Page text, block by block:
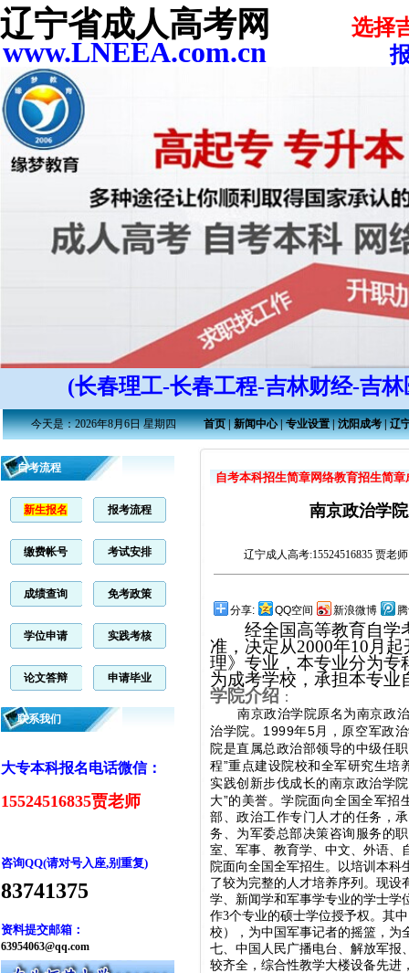
辽宁省成人高考网
www.LNEEA.com.cn
选择
(长春理工-长春工程-吉林财经-吉
今天是：2026年8月6日 星期四 首页|新闻中心|专业设置|沈阳成考|辽
自考流程
新生报名 报考流程
缴费帐号 考试安排
成绩查询 免考政策
学位申请 实践考核
论文答辩 申请毕业
联系我们
大专本科报名电话微信：
15524516835贾老师
咨询QQ(请对号入座,别重复)
83741375
资料提交邮箱：
63954063@qq.com
自考本科招生简章网络教育招生简章
南京政治学
辽宁成人高考:15524516835 贾老
分享: QQ空间 新浪微博
经全国高等教育自学
准，决定从2000年10月
理》专业，本专业分为专
为成考学校，承担本专业
学院介绍 ：
南京政治学院原名为南京政
治学院。 1999年5月，原空军政
院是直属总政治部领导的中级任
程”重点建设院校和全军研究生培
实践创新步伐成长的南京政治学
大”的美誉。学院面向全国全军招
部、政治工作专门人才的任务，
务、为军委总部决策咨询服务的
室、军事、教育学、中文、外语、
院面向全国全军招生。以培训本
了较为完整的人才培养序列。现设
学、新闻学和军事学专业的学士学
作3个专业的硕士学位授予权。其
校），为中国军事记者的摇篮，为
七、中国人民广播电台、解放军报
较齐全，综合性教学大楼设备先进